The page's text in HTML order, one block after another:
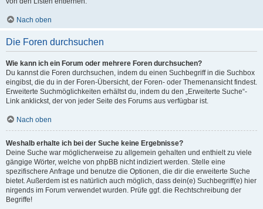
Nach oben
Die Foren durchsuchen
Wie kann ich ein Forum oder mehrere Foren durchsuchen?
Du kannst die Foren durchsuchen, indem du einen Suchbegriff in die Suchbox
eingibst, die du in der Foren-Übersicht, der Foren- oder Themenansicht findest.
Erweiterte Suchmöglichkeiten erhältst du, indem du den „Erweiterte Suche“-
Link anklickst, der von jeder Seite des Forums aus verfügbar ist.
Nach oben
Weshalb erhalte ich bei der Suche keine Ergebnisse?
Deine Suche war möglicherweise zu allgemein gehalten und enthielt zu viele
gängige Wörter, welche von phpBB nicht indiziert werden. Stelle eine
spezifischere Anfrage und benutze die Optionen, die dir die erweiterte Suche
bietet. Außerdem ist es natürlich auch möglich, dass dein(e) Suchbegriff(e) hier
nirgends im Forum verwendet wurden. Prüfe ggf. die Rechtschreibung der
Begriffe!